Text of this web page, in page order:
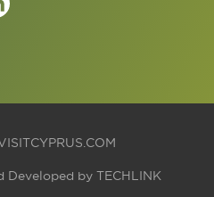
Developed by TECHLINK